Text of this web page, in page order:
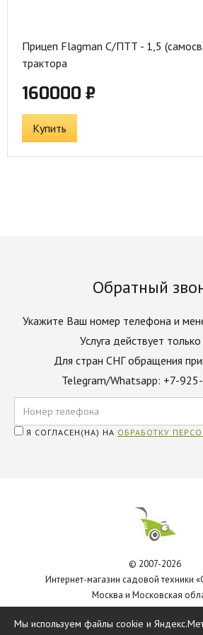
Прицеп Flagman C/ПТТ - 1,5
трактора
160000 ₽
Купить
Обратный
Укажите Ваш номер телефона и
Услуга действует
Для стран СНГ обращения
Telegram/Whatsapp: +7-
Я СОГЛАСЕН(НА) НА ОБРАБОТКУ
© 2007-2026
Интернет-магазин садовой техники
Москва и Московская
Мы используем файлы cookie и